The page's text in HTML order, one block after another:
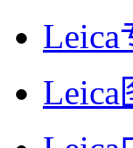
Leica
Leica